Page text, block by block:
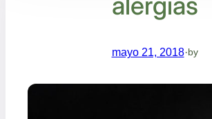
mayo 21, 2018·by